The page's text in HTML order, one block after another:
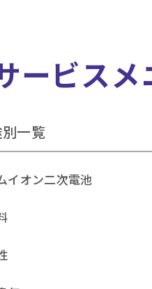
ービスメ
一覧
イオン二次電池